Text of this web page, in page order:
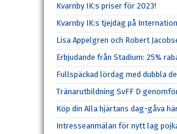
Kvarnby IK:s priser för 2023!
Kvarnby IK:s tjejdag på
Lisa Appelgren och Robert
Erbjudande från Stadium: 25%
Fullspäckad lördag med dubbla
Tränarutbildning SvFF D
Köp din Alla hjärtans dag-gåva
Intresseanmälan för nytt lag